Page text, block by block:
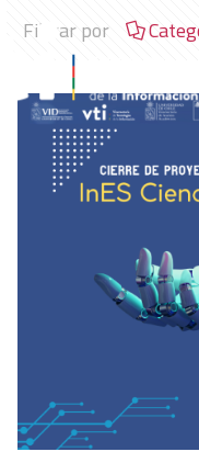
Filtrar por